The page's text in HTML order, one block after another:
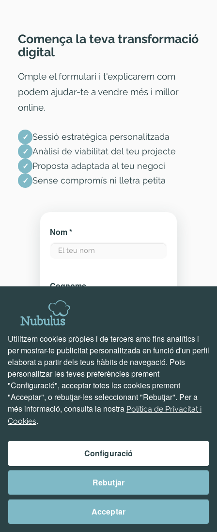
Comença la teva transformació
digital
Omple el formulari i t'explicarem com
podem ajudar-te a vendre més i millor
online.
✓ Sessió estratègica personalitzada
✓ Anàlisi de viabilitat del teu projecte
✓ Proposta adaptada al teu negoci
✓ Sense compromís ni lletra petita
Nom *
Cognoms
Telèfon
Explica'ns el teu projecte
Utilitzem cookies pròpies i de tercers amb fins analítics i
per mostrar-te publicitat personalitzada en funció d'un perfil
elaborat a partir dels teus hàbits de navegació. Pots
personalitzar les teves preferències prement
"Configuració", acceptar totes les cookies prement
"Acceptar", o rebutjar-les seleccionant "Rebutjar". Per a
més informació, consulta la nostra Política de Privacitat i
Cookies.
Configuració
Rebutjar
Acceptar